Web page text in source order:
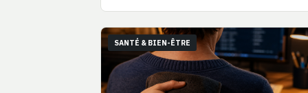
SANTÉ & BIEN-ÊTRE